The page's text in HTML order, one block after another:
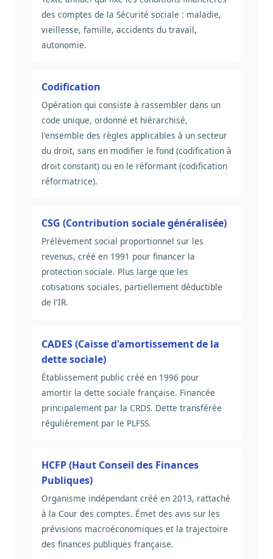
des comptes de la Sécurité sociale : maladie,
vieillesse, famille, accidents du travail,
autonomie.
Codification
Opération qui consiste à rassembler dans un
code unique, ordonné et hiérarchisé,
l'ensemble des règles applicables à un secteur
du droit, sans en modifier le fond (codification à
droit constant) ou en le réformant (codification
réformatrice).
CSG (Contribution sociale généralisée)
Prélèvement social proportionnel sur les
revenus, créé en 1991 pour financer la
protection sociale. Plus large que les
cotisations sociales, partiellement déductible
de l'IR.
CADES (Caisse d'amortissement de la
dette sociale)
Établissement public créé en 1996 pour
amortir la dette sociale française. Financée
principalement par la CRDS. Dette transférée
régulièrement par le PLFSS.
HCFP (Haut Conseil des Finances
Publiques)
Organisme indépendant créé en 2013, rattaché
à la Cour des comptes. Émet des avis sur les
prévisions macroéconomiques et la trajectoire
des finances publiques française.